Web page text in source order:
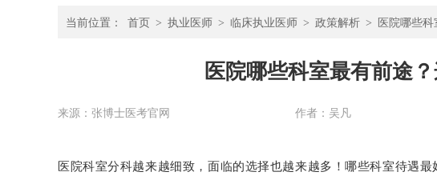
当前位置： 首页 > 执业医师 > 临床执业医师 > 政策解析 > 医院哪些科
医院哪些科室最有前途
来源：张博士医考官网 作者：吴凡
医院科室分科越来越细致，面临的选择也越来越多！哪些科室待遇最